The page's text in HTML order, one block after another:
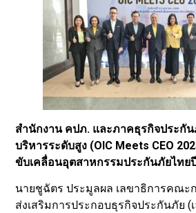
สำนักงาน คปภ. และภาคธุรกิจประกั
บริหารระดับสูง (OIC Meets CEO
ขับเคลื่อนอุตสาหกรรมประกันภัยไทย
นายชูฉัตร ประมูลผล เลขาธิการคณะ
ส่งเสริมการประกอบธุรกิจประกันภัย (